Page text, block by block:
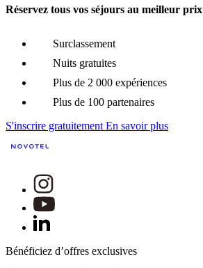
Réservez tous vos séjours au meilleur prix
Surclassement
Nuits gratuites
Plus de 2 000 expériences
Plus de 100 partenaires
S'inscrire gratuitement En savoir plus
Bénéficiez d’offres exclusives